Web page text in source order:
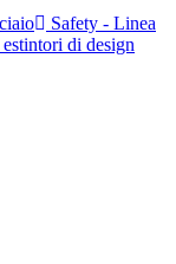
Safety - Linea
estintori di design